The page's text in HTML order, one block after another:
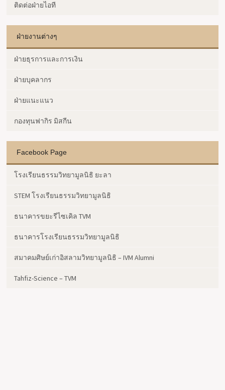
ติดต่อฝ่ายไอที
ฝ่ายงานต่างๆ
ฝ่ายธุรการและการเงิน
ฝ่ายบุคลากร
ฝ่ายแนะแนว
กองทุนฟากิร มิสกีน
Facebook Page
โรงเรียนธรรมวิทยามูลนิธิ ยะลา
STEM โรงเรียนธรรมวิทยามูลนิธิ
ธนาคารขยะรีไซเคิล TVM
ธนาคารโรงเรียนธรรมวิทยามูลนิธิ
สมาคมศิษย์เก่าอิสลามวิทยามูลนิธิ – IVM Alumni
Tahfiz-Science – TVM